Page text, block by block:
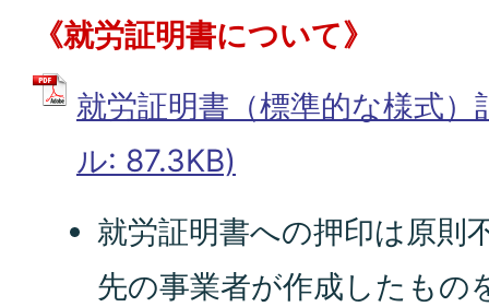
《就労証明書について》
就労証明書（標準的な様式
ル: 87.3KB)
就労証明書への押印は原則
先の事業者が作成したもの